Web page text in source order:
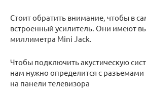
Стоит обратить внимание, чтобы в
встроенный усилитель. Они имеют
миллиметра Mini Jack.
Чтобы подключить акустическую
нам нужно определится с
на панели телевизора